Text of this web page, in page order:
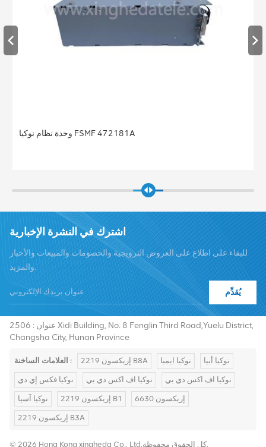
وحدة نظام نوكيا FSMF 472181A
اشترك في النشرة الإخبارية
للبقاء على اطلاع على العروض الترويجية والخصومات والمبيعات والأخبار
والمزيد.
يُقدِّم
+8619376997331
عنوان : 2506 Xidi Building, No. 8 Fenglin Third Road,Yuelu District,
Changsha City, Hunan Province
العلامات الساخنة : إريكسون 2219 B8A نوكيا ايميا نوكيا أبيا
نوكيا فكس إي دي نوكيا اف اكس دي بي نوكيا اف اكس دي بي
نوكيا آسيا إريكسون 2219 B1 إريكسون 6630
إريكسون 2219 B3A
© 2026 Hong Kong xingheda Co., Ltd.كل الحقوق محفوظة.